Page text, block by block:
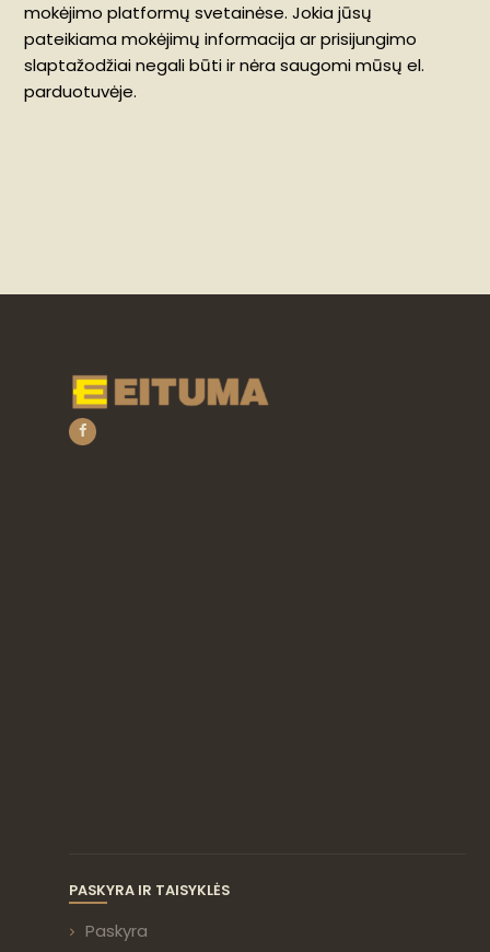
mokėjimo platformų svetainėse. Jokia jūsų
pateikiama mokėjimų informacija ar prisijungimo
slaptažodžiai negali būti ir nėra saugomi mūsų el.
parduotuvėje.
PASKYRA IR TAISYKLĖS
Paskyra